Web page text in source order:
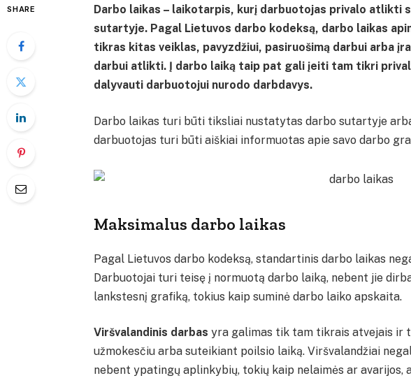
SHARE
Darbo laikas – laikotarpis, kurį darbuotojas privalo atlikti
sutartyje. Pagal Lietuvos darbo kodeksą, darbo laikas
tikras kitas veiklas, pavyzdžiui, pasiruošimą darbui arba
darbui atlikti. Į darbo laiką taip pat gali įeiti tam tikri
dalyvauti darbuotojui nurodo darbdavys.
Darbo laikas turi būti tiksliai nustatytas darbo sutartyje
darbuotojas turi būti aiškiai informuotas apie savo darbo
Maksimalus darbo laikas
Pagal Lietuvos darbo kodeksą, standartinis darbo laikas
Darbuotojai turi teisę į normuotą darbo laiką, nebent jie
lankstesnį grafiką, tokius kaip suminė darbo laiko apskaita.
Viršvalandinis darbas yra galimas tik tam tikrais atvejais ir
užmokesčiu arba suteikiant poilsio laiką. Viršvalandžiai
nebent ypatingų aplinkybių, tokių kaip nelaimės ar avarijos,